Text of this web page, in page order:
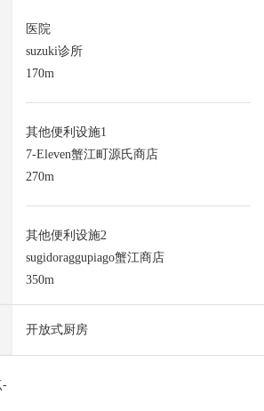
医院
suzuki诊所
170m
其他便利设施1
7-Eleven蟹江町源氏商店
270m
其他便利设施2
sugidoraggupiago蟹江商店
350m
开放式厨房
-